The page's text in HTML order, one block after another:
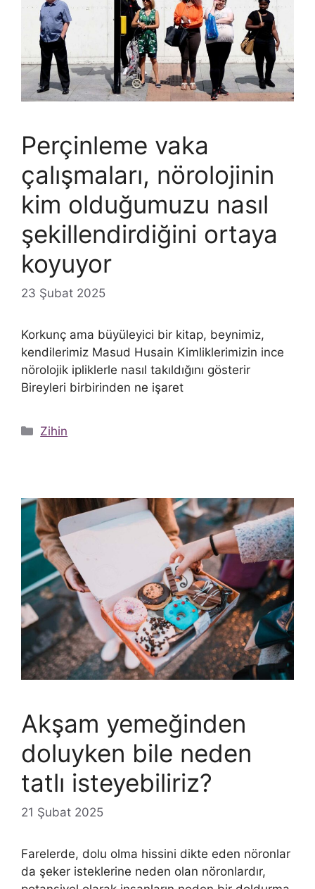
Perçinleme vaka
çalışmaları, nörolojinin
kim olduğumuzu nasıl
şekillendirdiğini ortaya
koyuyor
23 Şubat 2025
Korkunç ama büyüleyici bir kitap, beynimiz,
kendilerimiz Masud Husain Kimliklerimizin ince
nörolojik ipliklerle nasıl takıldığını gösterir
Bireyleri birbirinden ne işaret
Kategoriler
Zihin
Akşam yemeğinden
doluyken bile neden
tatlı isteyebiliriz?
21 Şubat 2025
Farelerde, dolu olma hissini dikte eden nöronlar
da şeker isteklerine neden olan nöronlardır,